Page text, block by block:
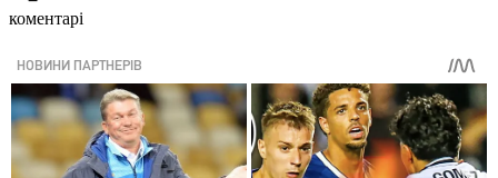
коментарі